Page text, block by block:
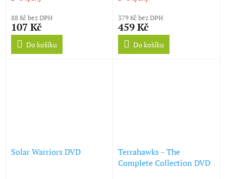
88 Kč bez DPH
107 Kč
Do košíku
379 Kč bez DPH
459 Kč
Do košíku
Solar Warriors DVD
Terrahawks - The
Complete Collection DVD